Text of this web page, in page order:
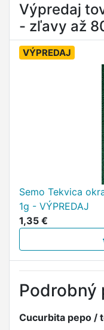
Výpredaj
- zľavy až
VÝPREDAJ
Semo Tekvica
1g - VÝPREDAJ
1,35 €
Podrobný
Cucurbita pepo /